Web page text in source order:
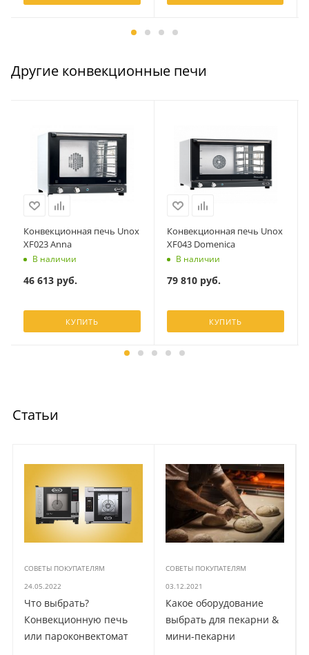
Другие конвекционные печи
Конвекционная печь Unox
XF023 Anna
В наличии
46 613руб.
КУПИТЬ
Конвекционная печь Unox
XF043 Domenica
В наличии
79 810руб.
КУПИТЬ
Статьи
СОВЕТЫ ПОКУПАТЕЛЯМ
24.05.2022
Что выбрать?
Конвекционную печь
или пароконвектомат
СОВЕТЫ ПОКУПАТЕЛЯМ
03.12.2021
Какое оборудование
выбрать для пекарни &
мини-пекарни